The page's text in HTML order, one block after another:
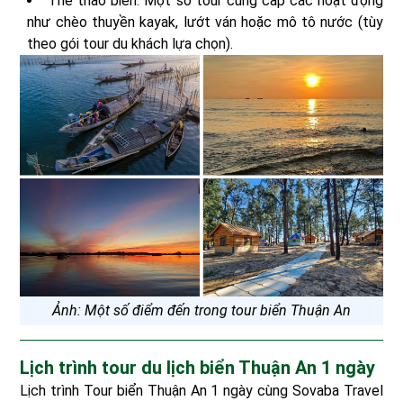
như chèo thuyền kayak, lướt ván hoặc mô tô nước (tùy
theo gói tour du khách lựa chọn).
Ảnh: Một số điểm đến trong tour biển Thuận An
Lịch trình tour du lịch biển Thuận An 1 ngày
Lịch trình Tour biển Thuận An 1 ngày cùng Sovaba Travel